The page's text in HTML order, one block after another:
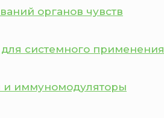
органов чувств
системного применения
и иммуномодуляторы